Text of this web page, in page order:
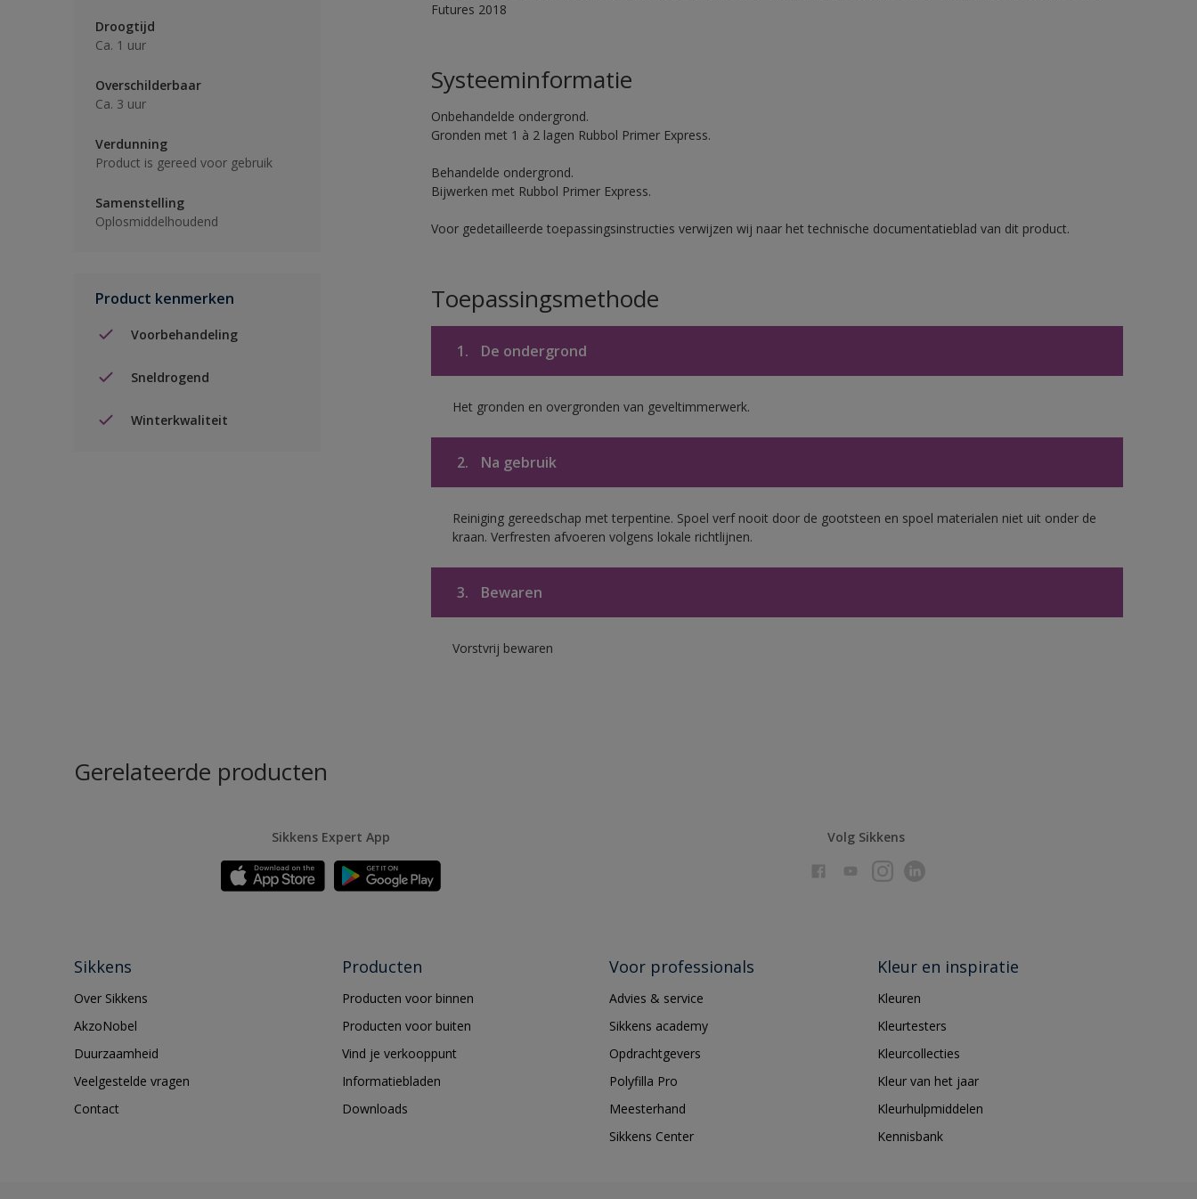
Droogtijd
Ca. 1 uur
Overschilderbaar
Ca. 3 uur
Verdunning
Product is gereed voor gebruik
Samenstelling
Oplosmiddelhoudend
Product kenmerken
Voorbehandeling
Sneldrogend
Winterkwaliteit
Futures 2018
Systeeminformatie
Onbehandelde ondergrond.
Gronden met 1 à 2 lagen Rubbol Primer Express.
Behandelde ondergrond.
Bijwerken met Rubbol Primer Express.
Voor gedetailleerde toepassingsinstructies verwijzen wij naar het technische documentatieblad van dit product.
Toepassingsmethode
1. De ondergrond
Het gronden en overgronden van geveltimmerwerk.
2. Na gebruik
Reiniging gereedschap met terpentine. Spoel verf nooit door de gootsteen en spoel materialen niet uit onder de
kraan. Verfresten afvoeren volgens lokale richtlijnen.
3. Bewaren
Vorstvrij bewaren
Gerelateerde producten
Sikkens Expert App Volg Sikkens
Sikkens
Over Sikkens
AkzoNobel
Duurzaamheid
Veelgestelde vragen
Contact
Producten
Producten voor binnen
Producten voor buiten
Vind je verkooppunt
Informatiebladen
Downloads
Voor professionals
Advies & service
Sikkens academy
Opdrachtgevers
Polyfilla Pro
Meesterhand
Sikkens Center
Kleur en inspiratie
Kleuren
Kleurtesters
Kleurcollecties
Kleur van het jaar
Kleurhulpmiddelen
Kennisbank